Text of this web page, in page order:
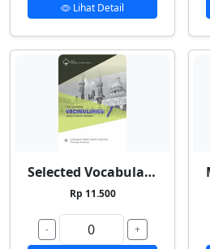
Lihat Detail
Selected Vocabularies 1
Rp 11.500
-
+